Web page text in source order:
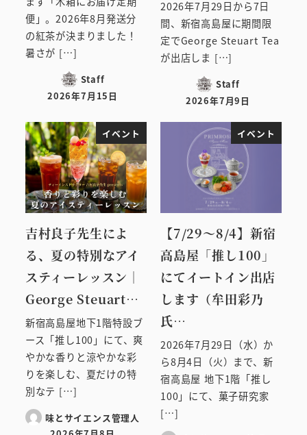
便」。2026年8月発送分
の紅茶が決まりました！
暑さが […]
Staff
投稿日
2026年7月15日
2026年7月29日から7日
間、新宿高島屋に期間限
定でGeorge Steuart Tea
が出店しま […]
Staff
投稿日
2026年7月9日
イベント
吉村良子先生によ
る、夏の特別なアイ
スティーレッスン｜
George Steuart…
新宿高島屋地下1階特設ブ
ース「推し100」にて、爽
やかな香りと涼やかな彩
りを楽しむ、夏だけの特
別なテ […]
味とサイエンス管理人
イベント
【7/29～8/4】新宿
高島屋「推し100」
にてイートイン出店
します（牟田彩乃
氏…
2026年7月29日（水）か
ら8月4日（火）まで、新
宿高島屋 地下1階「推し
100」にて、菓子研究家
[…]